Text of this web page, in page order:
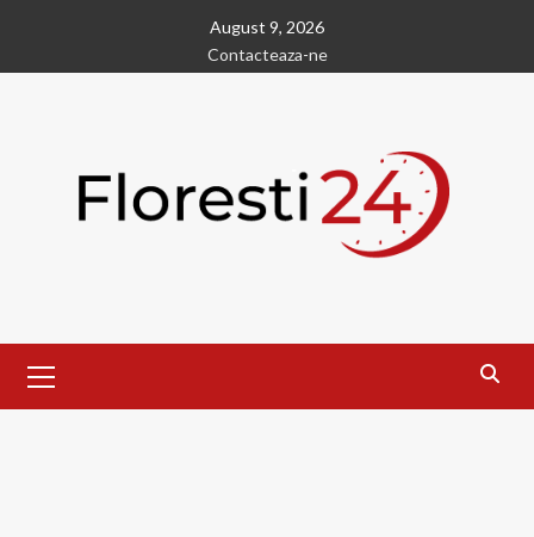
content
August 9, 2026
Contacteaza-ne
Menu